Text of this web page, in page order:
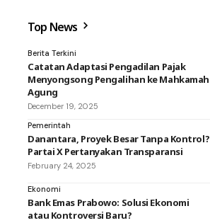
Top News
Berita Terkini
Catatan Adaptasi Pengadilan Pajak
Menyongsong Pengalihan ke Mahkamah
Agung
December 19, 2025
Pemerintah
Danantara, Proyek Besar Tanpa Kontrol?
Partai X Pertanyakan Transparansi
February 24, 2025
Ekonomi
Bank Emas Prabowo: Solusi Ekonomi
atau Kontroversi Baru?